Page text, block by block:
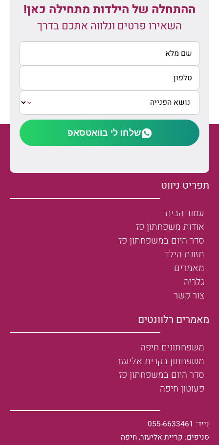
ההתחלה של הילדות מתחילה כאן!
השאירו פרטים ונלווה אתכם בדרך
שלחו לי בוואטסאפ
תפריט ניווט
עמוד הבית
אודות משפחתון פז
סדר היום במשפחתון פז
תזונת הילד
מאמרים
גלריה
צור קשר
מאמרים רלוונטים
משפחתונים חיפה
משפחתון בקרית אליעזר
סדר היום במשפחתון פז
פעוטון חיפה
נייד: 055-6633461
סניפים: קריית אליעזר, חיפה